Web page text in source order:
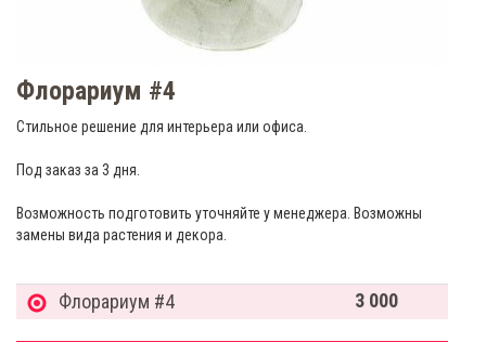
Флорариум #4
Стильное решение для интерьера или офиса.
Под заказ за 3 дня.
Возможность подготовить уточняйте у менеджера. Возможны
замены вида растения и декора.
Флорариум #4 3 000